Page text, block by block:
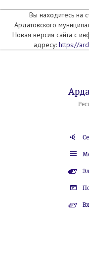
Вы находитесь на
Ардатовского
Новая версия сайта с
адресу: https://